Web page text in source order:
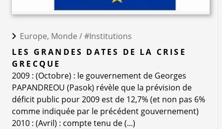
Europe, Monde /#Institutions
LES GRANDES DATES DE LA CRISE
GRECQUE
2009 : (Octobre) : le gouvernement de Georges
PAPANDREOU (Pasok) révèle que la prévision de
déficit public pour 2009 est de 12,7% (et non pas 6%
comme indiquée par le précédent gouvernement)
2010 : (Avril) : compte tenu de (...)